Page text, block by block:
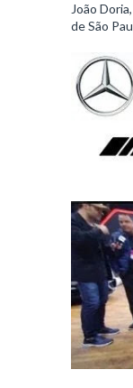
João
de São